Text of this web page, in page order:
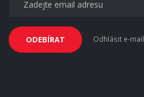
ODEBÍRAT Odhlásit e-mail